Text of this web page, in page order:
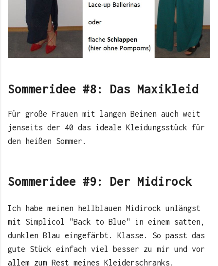
Sommeridee #8: Das Maxikleid
Für große Frauen mit langen Beinen auch weit
jenseits der 40 das ideale Kleidungsstück für
den heißen Sommer.
Sommeridee #9: Der Midirock
Ich habe meinen hellblauen Midirock unlängst
mit Simplicol "Back to Blue" in einem satten,
dunklen Blau eingefärbt. Klasse. So passt das
gute Stück einfach viel besser zu mir und vor
allem zum Rest meines Kleiderschranks.